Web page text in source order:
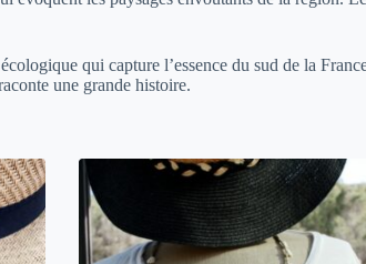
qui capture l’essence du sud de la
une grande histoire.